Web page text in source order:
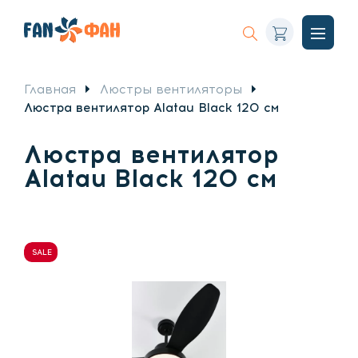
Искать
меню
Корзина
Главная
Люстры вентиляторы
Люстра вентилятор Alatau Black 120 см
Люстра вентилятор
Alatau Black 120 см
SALE